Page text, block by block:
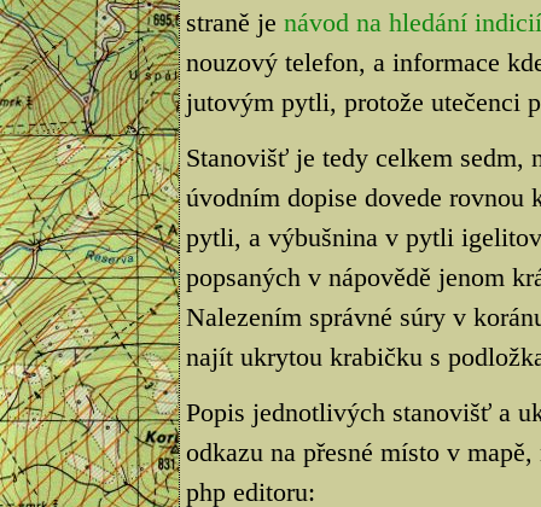
straně je návod na hledání indicií
nouzový telefon, a informace
jutovým pytli, protože utečenci
Stanovišť je tedy celkem sedm,
úvodním dopise dovede
pytli, a výbušnina v pytli
popsaných v nápovědě jenom
Nalezením správné súry v
najít ukrytou krabičku s
Popis jednotlivých stanovišť a
odkazu na přesné místo v
php editoru: